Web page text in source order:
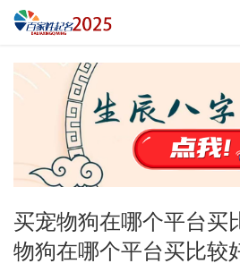
买宠物狗在哪个平台买
物狗在哪个平台买比较